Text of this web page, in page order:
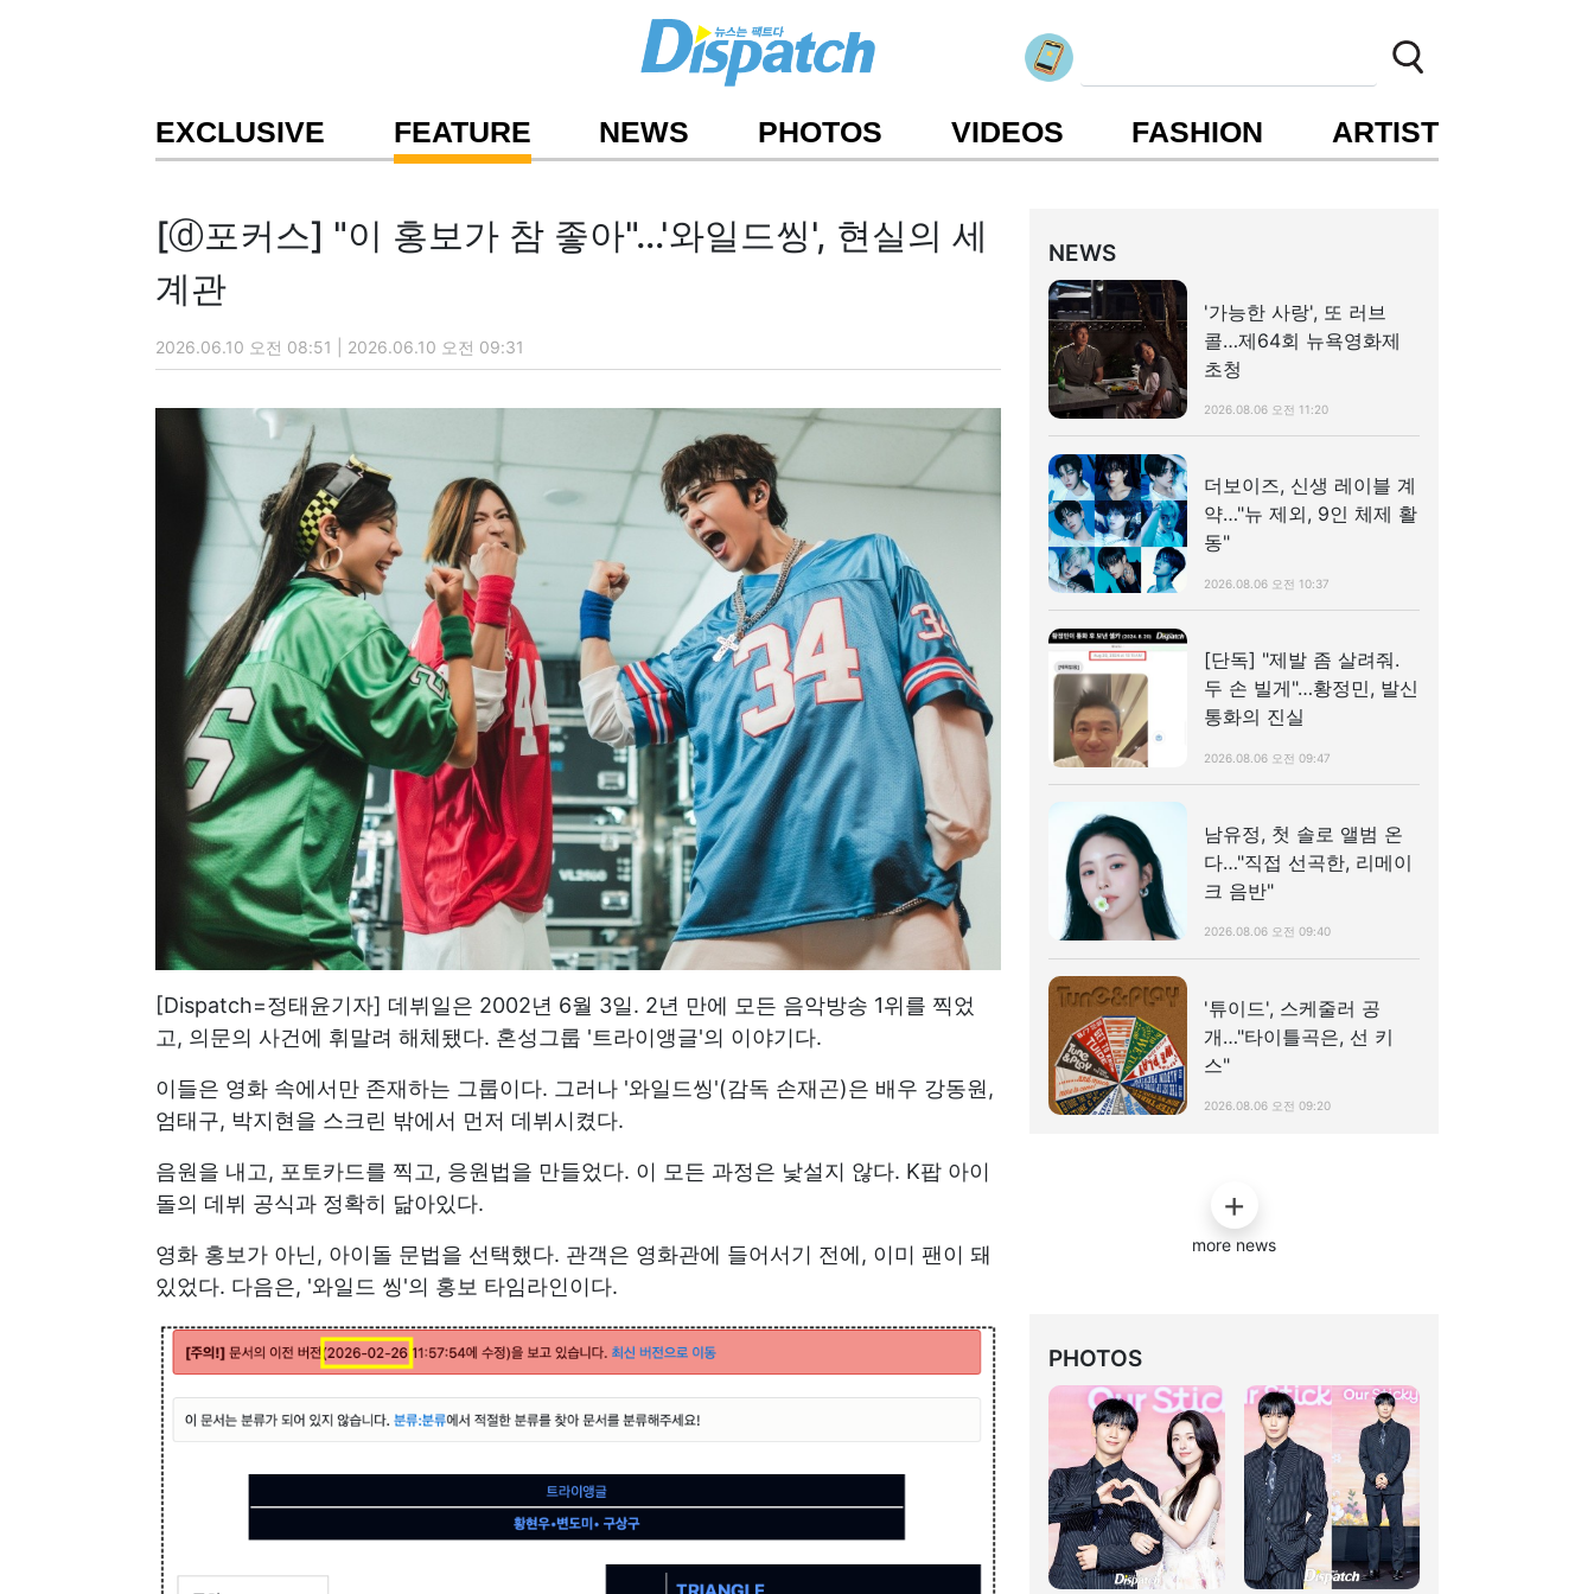
EXCLUSIVE FEATURE NEWS PHOTOS VIDEOS FASHION ARTIST
[ⓓ포커스] "이 홍보가 참 좋아"…'와일드씽', 현실의 세
계관
2026.06.10 오전 08:51 | 2026.06.10 오전 09:31
[Dispatch=정태윤기자] 데뷔일은 2002년 6월 3일. 2년 만에 모든 음악방송 1위를 찍었
고, 의문의 사건에 휘말려 해체됐다. 혼성그룹 '트라이앵글'의 이야기다.
이들은 영화 속에서만 존재하는 그룹이다. 그러나 '와일드씽'(감독 손재곤)은 배우 강동원,
엄태구, 박지현을 스크린 밖에서 먼저 데뷔시켰다.
음원을 내고, 포토카드를 찍고, 응원법을 만들었다. 이 모든 과정은 낯설지 않다. K팝 아이
돌의 데뷔 공식과 정확히 닮아있다.
영화 홍보가 아닌, 아이돌 문법을 선택했다. 관객은 영화관에 들어서기 전에, 이미 팬이 돼
있었다. 다음은, '와일드 씽'의 홍보 타임라인이다.
NEWS
'가능한 사랑', 또 러브
콜…제64회 뉴욕영화제
초청
2026.08.06 오전 11:20
더보이즈, 신생 레이블 계
약…"뉴 제외, 9인 체제 활
동"
2026.08.06 오전 10:37
[단독] "제발 좀 살려줘.
두 손 빌게"…황정민, 발신
통화의 진실
2026.08.06 오전 09:47
남유정, 첫 솔로 앨범 온
다…"직접 선곡한, 리메이
크 음반"
2026.08.06 오전 09:40
'튜이드', 스케줄러 공
개…"타이틀곡은, 선 키
스"
2026.08.06 오전 09:20
more news
PHOTOS